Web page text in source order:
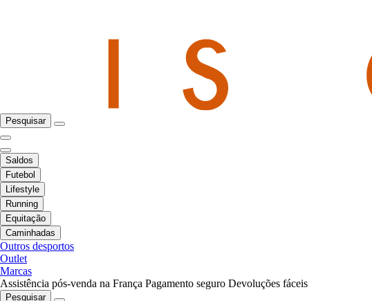
Pesquisar
Saldos
Futebol
Lifestyle
Running
Equitação
Caminhadas
Outros desportos
Outlet
Marcas
Assistência pós-venda na França Pagamento seguro Devoluções fáceis
Pesquisar